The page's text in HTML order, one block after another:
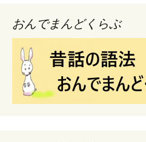
おんでまんどくらぶ